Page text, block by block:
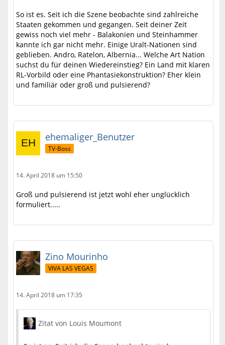
So ist es. Seit ich die Szene beobachte sind zahlreiche
Staaten gekommen und gegangen. Seit deiner Zeit
gewiss noch viel mehr - Balakonien und Steinhammer
kannte ich gar nicht mehr. Einige Uralt-Nationen sind
geblieben. Andro, Ratelon, Albernia... Welche Art Nation
suchst du für deinen Wiedereinstieg? Ein Land mit klaren
RL-Vorbild oder eine Phantasiekonstruktion? Eher klein
und familiär oder groß und pulsierend?
ehemaliger_Benutzer
TV-Boss
14. April 2018 um 15:50
Groß und pulsierend ist jetzt wohl eher unglücklich
formuliert.....
Zino Mourinho
VIVA LAS VEGAS
14. April 2018 um 17:35
Zitat von Louis Moumont